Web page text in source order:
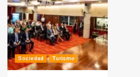
Sociedad Turismo